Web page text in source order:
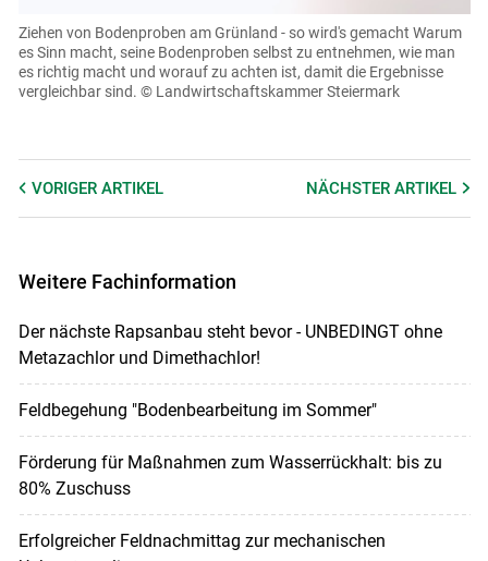
einsehen und korrigieren
Cookies Einstellungen
Ziehen von Bodenproben am Grünland - so wird's gemacht Warum
es Sinn macht, seine Bodenproben selbst zu entnehmen, wie man
es richtig macht und worauf zu achten ist, damit die Ergebnisse
vergleichbar sind. © Landwirtschaftskammer Steiermark
VORIGER ARTIKEL NÄCHSTERARTIKEL
Weitere Fachinformation
Der nächste Rapsanbau steht bevor - UNBEDINGT ohne
Metazachlor und Dimethachlor!
Feldbegehung "Bodenbearbeitung im Sommer"
Förderung für Maßnahmen zum Wasserrückhalt: bis zu
80% Zuschuss
Erfolgreicher Feldnachmittag zur mechanischen